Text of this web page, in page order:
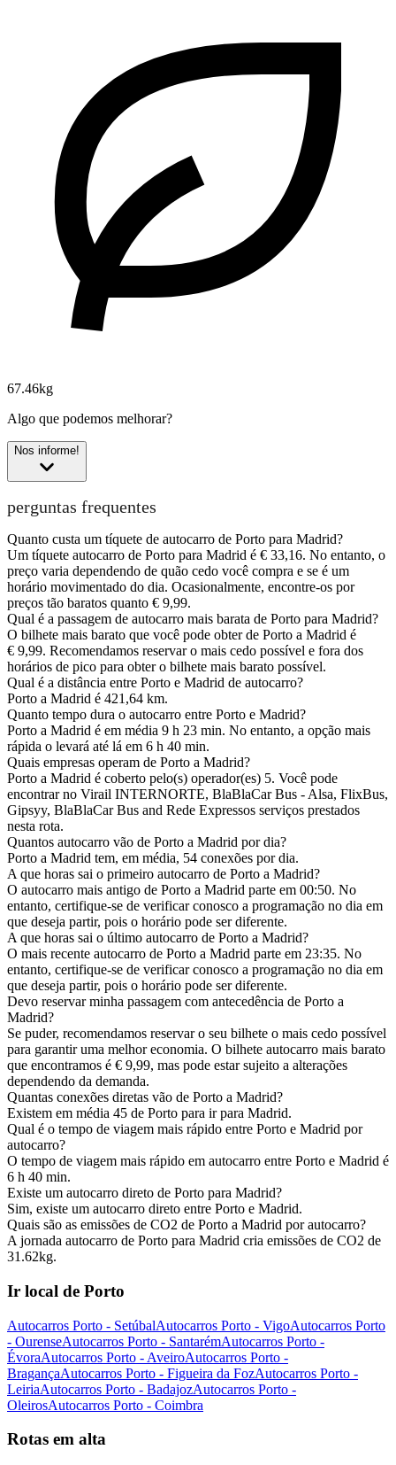
67.46kg
Algo que podemos melhorar?
Nos informe!
perguntas frequentes
Quanto custa um tíquete de autocarro de Porto para Madrid?
Um tíquete autocarro de Porto para Madrid é € 33,16. No entanto, o
preço varia dependendo de quão cedo você compra e se é um
horário movimentado do dia. Ocasionalmente, encontre-os por
preços tão baratos quanto € 9,99.
Qual é a passagem de autocarro mais barata de Porto para Madrid?
O bilhete mais barato que você pode obter de Porto a Madrid é
€ 9,99. Recomendamos reservar o mais cedo possível e fora dos
horários de pico para obter o bilhete mais barato possível.
Qual é a distância entre Porto e Madrid de autocarro?
Porto a Madrid é 421,64 km.
Quanto tempo dura o autocarro entre Porto e Madrid?
Porto a Madrid é em média 9 h 23 min. No entanto, a opção mais
rápida o levará até lá em 6 h 40 min.
Quais empresas operam de Porto a Madrid?
Porto a Madrid é coberto pelo(s) operador(es) 5. Você pode
encontrar no Virail INTERNORTE, BlaBlaCar Bus - Alsa, FlixBus,
Gipsyy, BlaBlaCar Bus and Rede Expressos serviços prestados
nesta rota.
Quantos autocarro vão de Porto a Madrid por dia?
Porto a Madrid tem, em média, 54 conexões por dia.
A que horas sai o primeiro autocarro de Porto a Madrid?
O autocarro mais antigo de Porto a Madrid parte em 00:50. No
entanto, certifique-se de verificar conosco a programação no dia em
que deseja partir, pois o horário pode ser diferente.
A que horas sai o último autocarro de Porto a Madrid?
O mais recente autocarro de Porto a Madrid parte em 23:35. No
entanto, certifique-se de verificar conosco a programação no dia em
que deseja partir, pois o horário pode ser diferente.
Devo reservar minha passagem com antecedência de Porto a
Madrid?
Se puder, recomendamos reservar o seu bilhete o mais cedo possível
para garantir uma melhor economia. O bilhete autocarro mais barato
que encontramos é € 9,99, mas pode estar sujeito a alterações
dependendo da demanda.
Quantas conexões diretas vão de Porto a Madrid?
Existem em média 45 de Porto para ir para Madrid.
Qual é o tempo de viagem mais rápido entre Porto e Madrid por
autocarro?
O tempo de viagem mais rápido em autocarro entre Porto e Madrid é
6 h 40 min.
Existe um autocarro direto de Porto para Madrid?
Sim, existe um autocarro direto entre Porto e Madrid.
Quais são as emissões de CO2 de Porto a Madrid por autocarro?
A jornada autocarro de Porto para Madrid cria emissões de CO2 de
31.62kg.
Ir local de Porto
Autocarros Porto - SetúbalAutocarros Porto - VigoAutocarros Porto
- OurenseAutocarros Porto - SantarémAutocarros Porto -
ÉvoraAutocarros Porto - AveiroAutocarros Porto -
BragançaAutocarros Porto - Figueira da FozAutocarros Porto -
LeiriaAutocarros Porto - BadajozAutocarros Porto -
OleirosAutocarros Porto - Coimbra
Rotas em alta